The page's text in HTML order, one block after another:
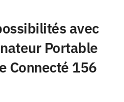
avec
Portable
Connecté 156